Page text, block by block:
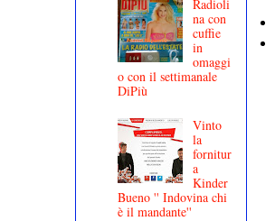
Radioli
na con
cuffie
in
omaggi
o con il settimanale
DiPiù
Vinto
la
fornitur
a
Kinder
Bueno '' Indovina chi
è il mandante''